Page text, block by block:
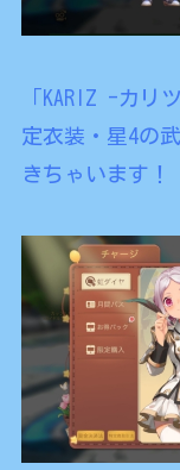
「KARIZ -カリ
定衣装・星4の
きちゃいます！